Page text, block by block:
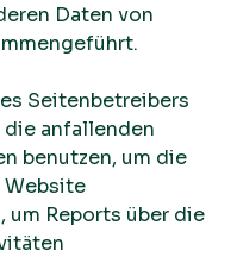
Daten von
Seitenbetreibers
anfallenden
benutzen, um die
Website
um Reports über die